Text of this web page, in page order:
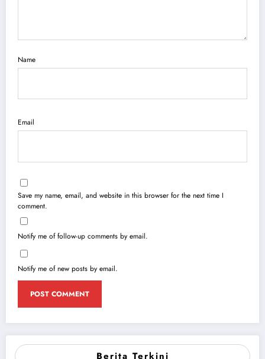
Berita Terkini
Name
Email
Save my name, email, and website in this browser for the next time I
comment.
Notify me of follow-up comments by email.
Notify me of new posts by email.